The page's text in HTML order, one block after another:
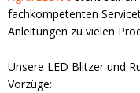
fachkompetenten
Anleitungen zu vielen
Unsere LED Blitzer und
Vorzüge: